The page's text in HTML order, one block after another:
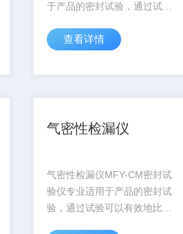
于产品的密封试验，通过试验
件的密封工艺及密封性能，是
药、日化等行业理想的密封试
查看详情
气密性检漏仪
气密性检漏仪MFY-CM密封试
验仪专业适用于产品的密封试
验，通过试验可以有效地比较